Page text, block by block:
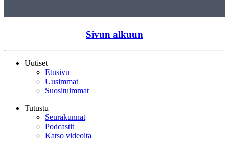
Sivun alkuun
Uutiset
Etusivu
Uusimmat
Suosituimmat
Tutustu
Seurakunnat
Podcastit
Katso videoita